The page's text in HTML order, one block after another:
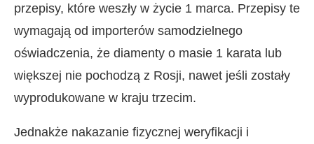
przepisy, które weszły w życie 1 marca. Przepisy te
wymagają od importerów samodzielnego
oświadczenia, że diamenty o masie 1 karata lub
większej nie pochodzą z Rosji, nawet jeśli zostały
wyprodukowane w kraju trzecim.
Jednakże nakazanie fizycznej weryfikacji i